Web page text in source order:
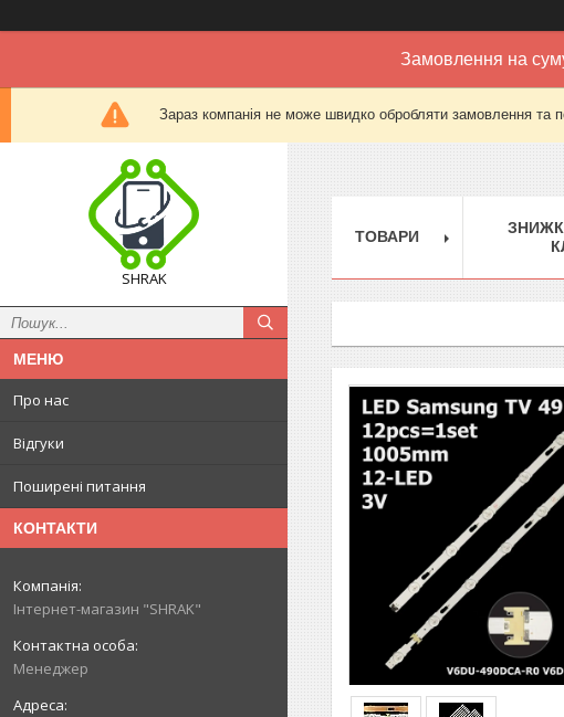
Замовлення на
Зараз компанія не може швидко обробляти замовлення та
SHRAK
Про нас
Відгуки
Поширені питання
КОНТАКТИ
Інтернет-магазин "SHRAK"
Менеджер
ТОВАРИ